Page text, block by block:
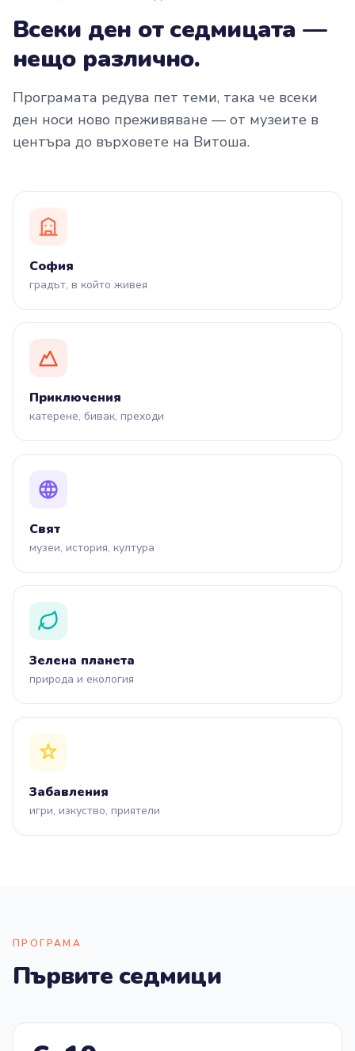
Всеки ден от седмицата —
нещо различно.
Програмата редува пет теми, така че всеки
ден носи ново преживяване — от музеите в
центъра до върховете на Витоша.
София
градът, в който живея
Приключения
катерене, бивак, преходи
Свят
музеи, история, култура
Зелена планета
природа и екология
Забавления
игри, изкуство, приятели
ПРОГРАМА
Първите седмици